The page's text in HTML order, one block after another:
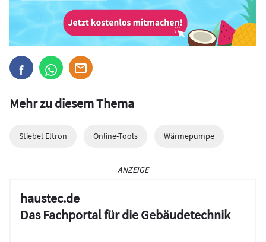
Mehr zu diesem Thema
Stiebel Eltron Online-Tools Wärmepumpe
ANZEIGE
haustec.de
Das Fachportal für die Gebäudetechnik